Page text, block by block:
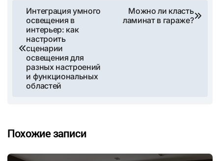
Навигация
записям
Интеграция умного
освещения в
интерьер: как
настроить
сценарии
освещения для
разных настроений
и функциональных
областей
Можно ли класть
ламинат в гараже?
Похожие записи